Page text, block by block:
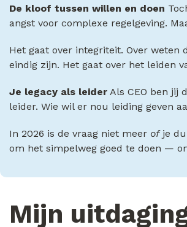
De kloof tussen willen en doen
angst voor complexe regelgeving.
Het gaat over integriteit. Over
eindig zijn. Het gaat over het leiden
Je legacy als leider Als CEO ben jij
leider. Wie wil er nou leiding geven
In 2026 is de vraag niet meer ofje
om het simpelweg goed te doen —
Mijn